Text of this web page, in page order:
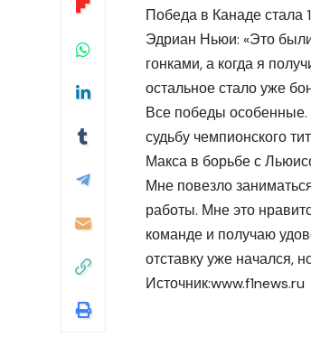
Победа в Канаде
Эдриан Ньюи: «Это
гонками, а когда я
остальное стало уже
Все победы особенные.
судьбу чемпионского
Макса в борьбе с
Мне повезло
работы. Мне это
команде и получаю
отставку уже начался,
Источник:www.f1news.ru